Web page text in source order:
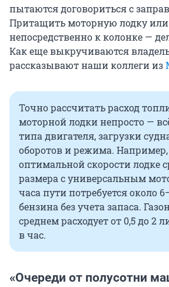
пытаются договориться с
Притащить моторную лодку или
непосредственно к колонке —
Как еще выкручиваются
рассказывают наши коллеги из
Точно рассчитать расход
моторной лодки непросто —
типа двигателя, загрузки
оборотов и режима.
оптимальной скорости лодке
размера с универсальным
часа пути потребуется около
бензина без учета запаса.
среднем расходует от 0,5 до 2
в час.
«Очереди от полусотни